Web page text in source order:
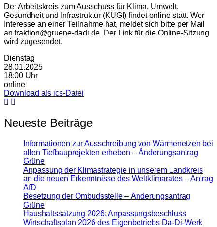
Der Arbeitskreis zum Ausschuss für Klima, Umwelt,
Gesundheit und Infrastruktur (KUGI) findet online statt. Wer
Interesse an einer Teilnahme hat, meldet sich bitte per Mail
an fraktion@gruene-dadi.de. Der Link für die Online-Sitzung
wird zugesendet.
Dienstag
28.01.2025
18:00 Uhr
online
Download als ics-Datei
Neueste Beiträge
Informationen zur Ausschreibung von Wärmenetzen bei
allen Tiefbauprojekten erheben – Änderungsantrag
Grüne
Anpassung der Klimastrategie in unserem Landkreis
an die neuen Erkenntnisse des Weltklimarates – Antrag
AfD
Besetzung der Ombudsstelle – Änderungsantrag
Grüne
Haushaltssatzung 2026; Anpassungsbeschluss
Wirtschaftsplan 2026 des Eigenbetriebs Da-Di-Werk